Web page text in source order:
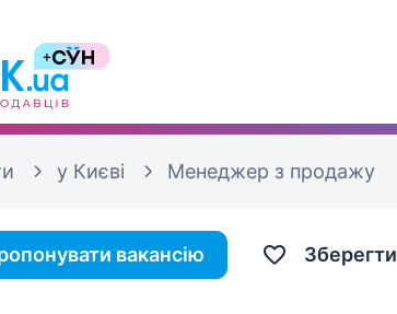
у Києві Менеджер з продажу
вакансію Зберегти